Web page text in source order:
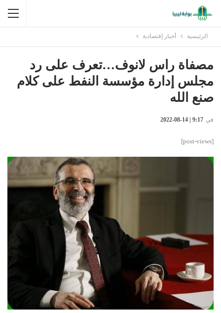
الرئيسية أخبار إقتصادية
مصفاة راس لانوف…تعرف على رد
مجلس إدارة مؤسسة النفط على كلام
صنع الله
في 9:17 | 14-08-2022
[post-views]